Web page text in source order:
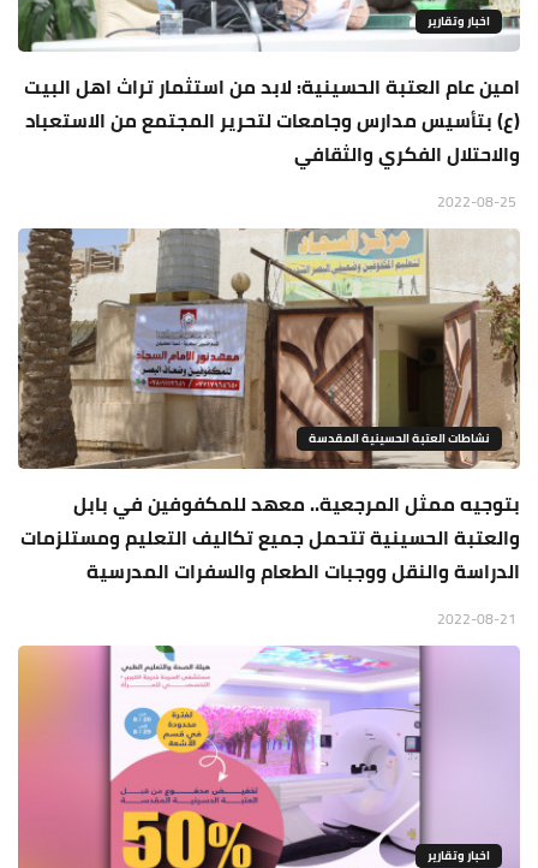
اخبار وتقارير
امين عام العتبة الحسينية: لابد من استثمار تراث اهل البيت
(ع) بتأسيس مدارس وجامعات لتحرير المجتمع من الاستعباد
والاحتلال الفكري والثقافي
نشاطات العتبة الحسينية المقدسة
بتوجيه ممثل المرجعية.. معهد للمكفوفين في بابل
والعتبة الحسينية تتحمل جميع تكاليف التعليم ومستلزمات
الدراسة والنقل ووجبات الطعام والسفرات المدرسية
اخبار وتقارير